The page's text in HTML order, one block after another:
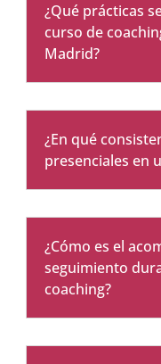
¿Qué prácticas
curso de
Madrid?
¿En qué
presenciales en
¿Cómo es el
seguimiento
coaching?